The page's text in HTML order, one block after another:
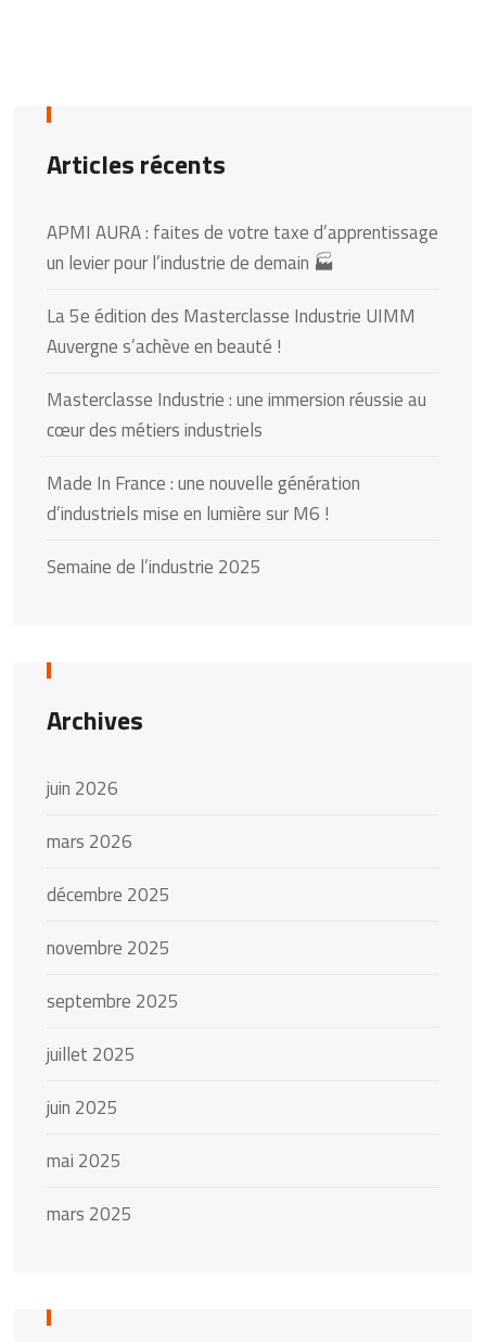
Articles récents
APMI AURA : faites de votre taxe d’apprentissage
un levier pour l’industrie de demain 🏭
La 5e édition des Masterclasse Industrie UIMM
Auvergne s’achève en beauté !
Masterclasse Industrie : une immersion réussie au
cœur des métiers industriels
Made In France : une nouvelle génération
d’industriels mise en lumière sur M6 !
Semaine de l’industrie 2025
Archives
juin 2026
mars 2026
décembre 2025
novembre 2025
septembre 2025
juillet 2025
juin 2025
mai 2025
mars 2025